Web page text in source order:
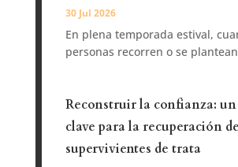
30 Jul 2026
En plena temporada estival,
personas recorren o se
Reconstruir la confianza:
clave para la recuperación
supervivientes de trata